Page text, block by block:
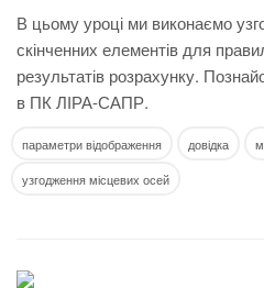
В цьому уроці ми виконаємо
скінченних елементів для
результатів розрахунку.
в ПК ЛІРА-САПР.
параметри відображення довідка
узгодження місцевих осей